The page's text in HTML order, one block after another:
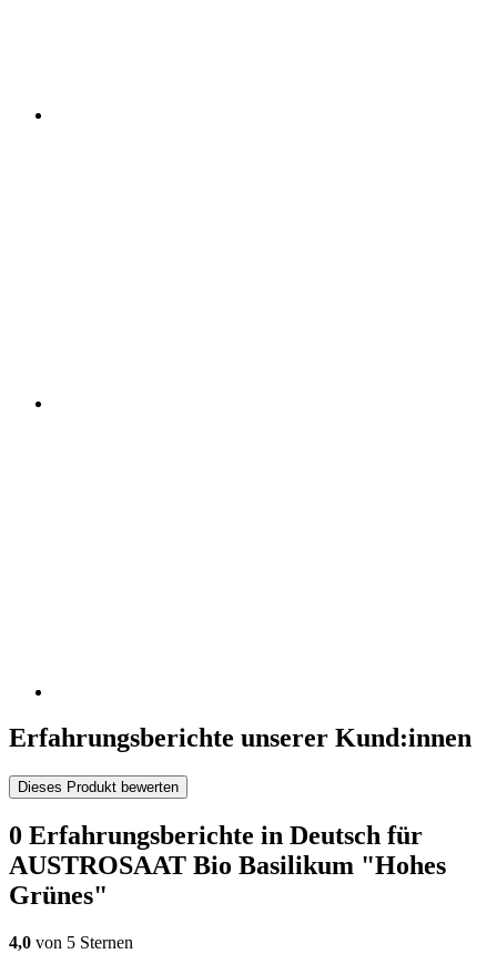
Erfahrungsberichte unserer Kund:innen
Dieses Produkt bewerten
0 Erfahrungsberichte in Deutsch für
AUSTROSAAT Bio Basilikum "Hohes
Grünes"
4,0 von 5 Sternen